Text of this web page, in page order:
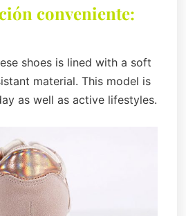
conveniente:
shoes is lined with a soft
material. This model is
as well as active lifestyles.